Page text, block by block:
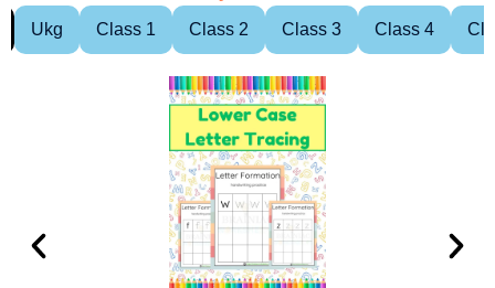
Ukg Class 1 Class 2 Class 3 Class 4